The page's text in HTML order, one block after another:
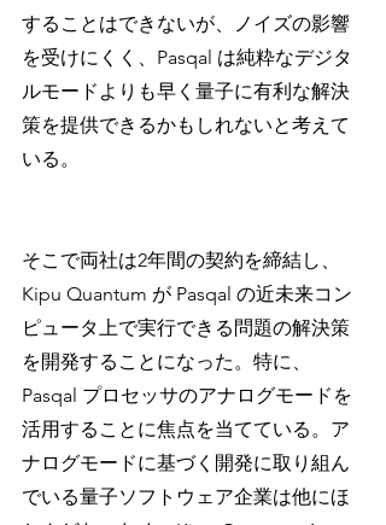
することはできないが、ノイズの影響
を受けにくく、Pasqal は純粋なデジタ
ルモードよりも早く量子に有利な解決
策を提供できるかもしれないと考えて
いる。
そこで両社は2年間の契約を締結し、
Kipu Quantum が Pasqal の近未来コン
ピュータ上で実行できる問題の解決策
を開発することになった。特に、
Pasqal プロセッサのアナログモードを
活用することに焦点を当てている。ア
ナログモードに基づく開発に取り組ん
でいる量子ソフトウェア企業は他にほ